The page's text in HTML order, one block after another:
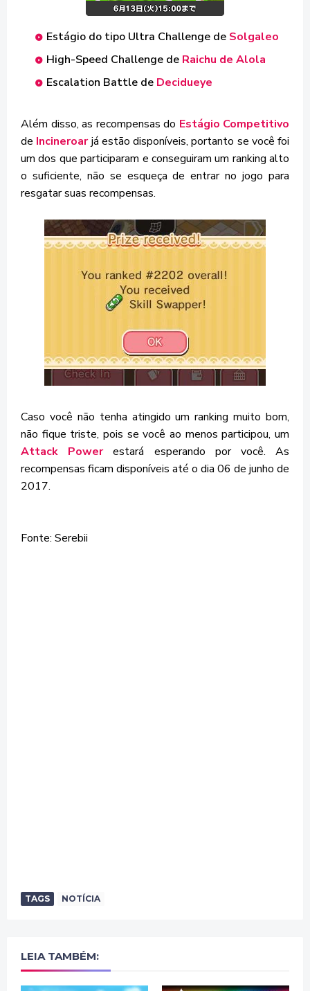
Estágio do tipo Ultra Challenge de Solgaleo
High-Speed Challenge de Raichu de Alola
Escalation Battle de Decidueye
Além disso, as recompensas do Estágio Competitivo
de Incineroarjá estão disponíveis, portanto se você foi
um dos que participaram e conseguiram um ranking alto
o suficiente, não se esqueça de entrar no jogo para
resgatar suas recompensas.
Caso você não tenha atingido um ranking muito bom,
não fique triste, pois se você ao menos participou, um
Attack Powerestará esperando por você. As
recompensas ficam disponíveis até o dia 06 de junho de
2017.
Fonte: Serebii
TAGS NOTÍCIA
LEIA TAMBÉM: